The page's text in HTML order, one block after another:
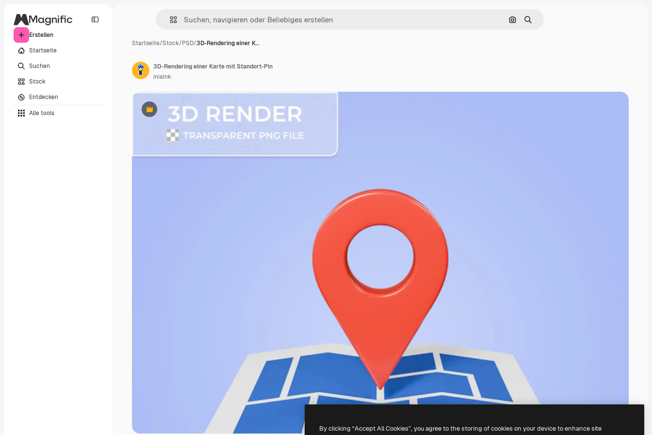
Erstellen
Startseite
Suchen
Stock
Entdecken
Alle tools
Nach Bild suchen
Suchen
Startseite/Stock/PSD/3D-Rendering einer K…
Premium
3D-Rendering einer Karte mit Standort-Pin
iniaink
By clicking “Accept All Cookies”, you agree to the storing of cookies on your device to enhance site